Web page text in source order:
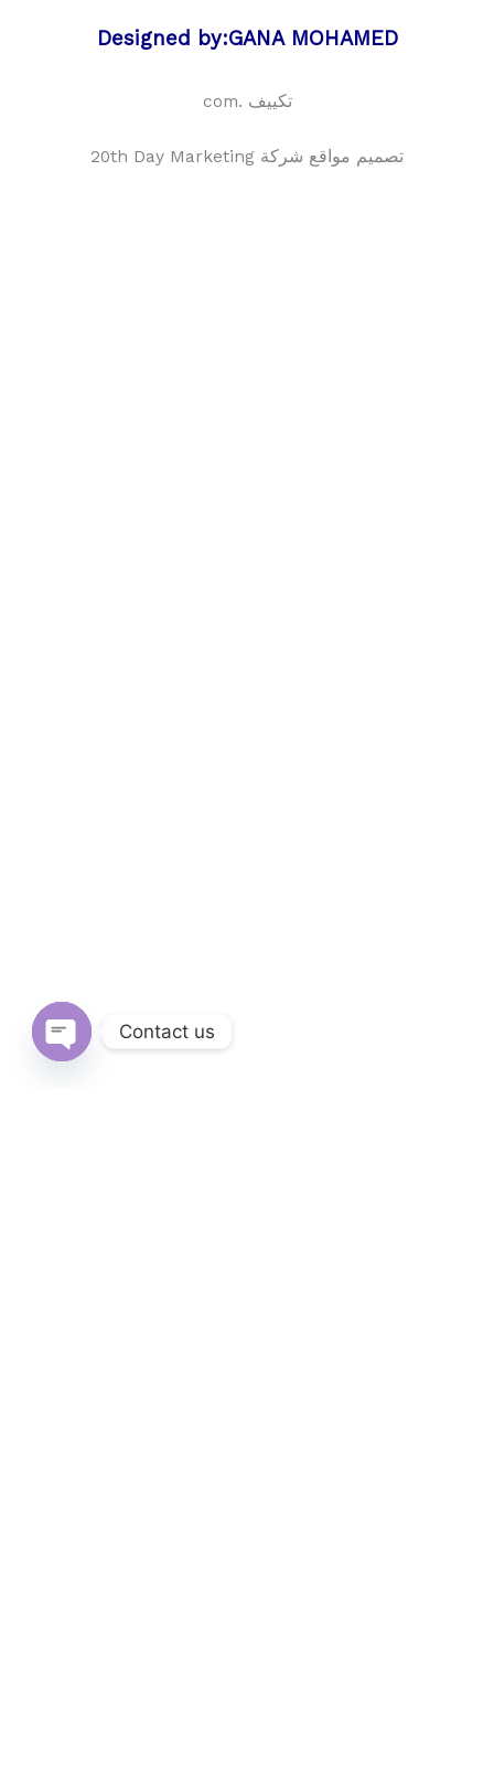
Designed by:GANA MOHAMED
تكييف .com
تصميم مواقع شركة 20th Day Marketing
Contact us
Open